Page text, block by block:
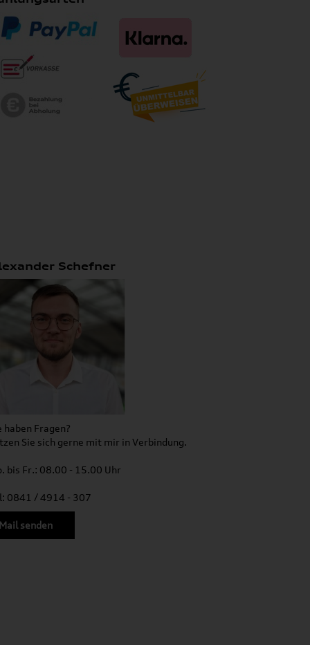
Schefner
haben Fragen?
Sie sich gerne mit mir in Verbindung.
bis Fr.: 08.00 - 15.00 Uhr
0841 / 4914 - 307
Mail senden